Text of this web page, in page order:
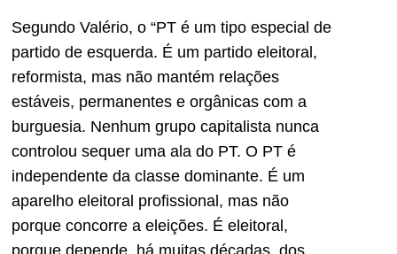
Segundo Valério, o “PT é um tipo especial de
partido de esquerda. É um partido eleitoral,
reformista, mas não mantém relações
estáveis, permanentes e orgânicas com a
burguesia. Nenhum grupo capitalista nunca
controlou sequer uma ala do PT. O PT é
independente da classe dominante. É um
aparelho eleitoral profissional, mas não
porque concorre a eleições. É eleitoral,
porque depende, há muitas décadas, dos